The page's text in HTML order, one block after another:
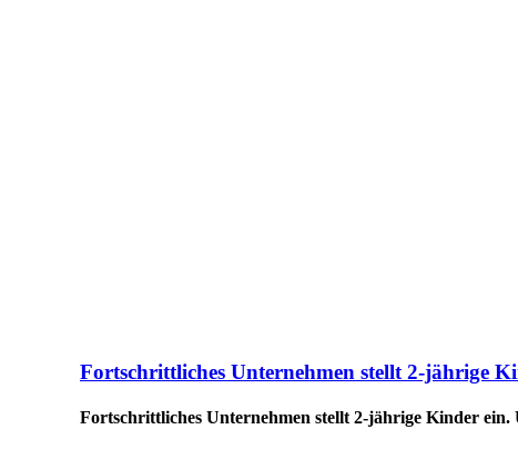
Fortschrittliches Unternehmen stellt 2-jährige
Fortschrittliches Unternehmen stellt 2-jährige Kinder ein.